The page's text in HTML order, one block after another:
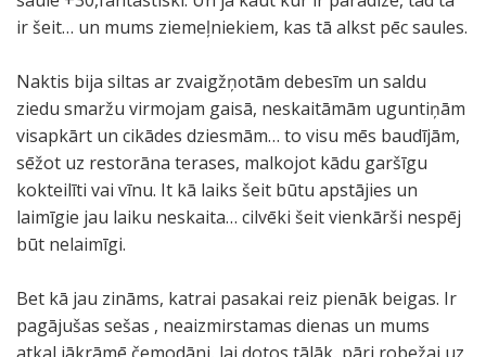
ir šeit… un mums ziemeļniekiem, kas tā alkst pēc saules.
Naktis bija siltas ar zvaigžņotām debesīm un saldu
ziedu smaržu virmojam gaisā, neskaitāmām uguntiņām
visapkārt un cikādes dziesmām… to visu mēs baudījām,
sēžot uz restorāna terases, malkojot kādu garšīgu
kokteilīti vai vīnu. It kā laiks šeit būtu apstājies un
laimīgie jau laiku neskaita… cilvēki šeit vienkārši nespēj
būt nelaimīgi.
Bet kā jau zināms, katrai pasakai reiz pienāk beigas. Ir
pagājušas sešas , neaizmirstamas dienas un mums